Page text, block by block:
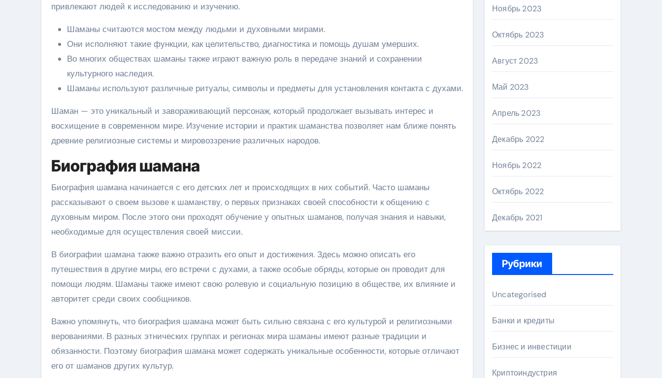
привлекают людей к исследованию и изучению.
Шаманы считаются мостом между людьми и духовными мирами.
Они исполняют такие функции, как целительство, диагностика и помощь душам умерших.
Во многих обществах шаманы также играют важную роль в передаче знаний и сохранении
культурного наследия.
Шаманы используют различные ритуалы, символы и предметы для установления контакта с духами.
Шаман — это уникальный и завораживающий персонаж, который продолжает вызывать интерес и
восхищение в современном мире. Изучение истории и практик шаманства позволяет нам ближе понять
древние религиозные системы и мировоззрение различных народов.
Биография шамана
Биография шамана начинается с его детских лет и происходящих в них событий. Часто шаманы
рассказывают о своем вызове к шаманству, о первых признаках своей способности к общению с
духовным миром. После этого они проходят обучение у опытных шаманов, получая знания и навыки,
необходимые для осуществления своей миссии.
В биографии шамана также важно отразить его опыт и достижения. Здесь можно описать его
путешествия в другие миры, его встречи с духами, а также особые обряды, которые он проводит для
помощи людям. Шаманы также имеют свою ролевую и социальную позицию в обществе, их влияние и
авторитет среди своих сообщников.
Важно упомянуть, что биография шамана может быть сильно связана с его культурой и религиозными
верованиями. В разных этнических группах и регионах мира шаманы имеют разные традиции и
обязанности. Поэтому биография шамана может содержать уникальные особенности, которые отличают
его от шаманов других культур.
Ноябрь 2023
Октябрь 2023
Август 2023
Май 2023
Апрель 2023
Декабрь 2022
Ноябрь 2022
Октябрь 2022
Декабрь 2021
Рубрики
Uncategorised
Банки и кредиты
Бизнес и инвестиции
Криптоиндустрия